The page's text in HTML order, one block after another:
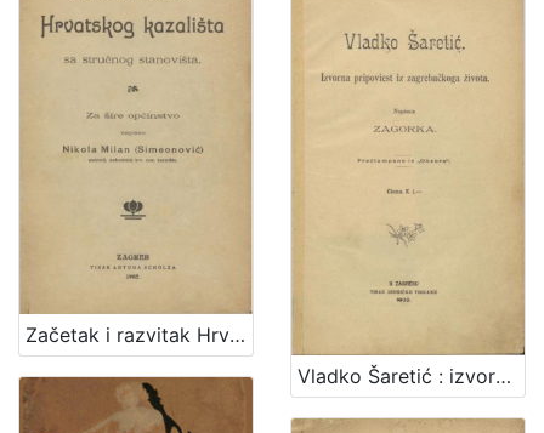
Začetak i razvitak Hrvatskog kazališta sa stručnog stanovišta : za šire općinstvo / napisao Nikola Milan (Simeonović)
Vladko Šaretić : izvorna pripoviest iz zagrebačkoga života / napisala Zagorka